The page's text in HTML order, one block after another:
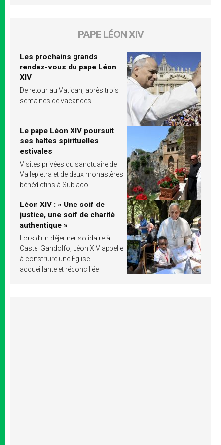
PAPE LÉON XIV
Les prochains grands
rendez-vous du pape Léon
XIV
De retour au Vatican, après trois
semaines de vacances
Le pape Léon XIV poursuit
ses haltes spirituelles
estivales
Visites privées du sanctuaire de
Vallepietra et de deux monastères
bénédictins à Subiaco
Léon XIV : « Une soif de
justice, une soif de charité
authentique »
Lors d’un déjeuner solidaire à
Castel Gandolfo, Léon XIV appelle
à construire une Église
accueillante et réconciliée